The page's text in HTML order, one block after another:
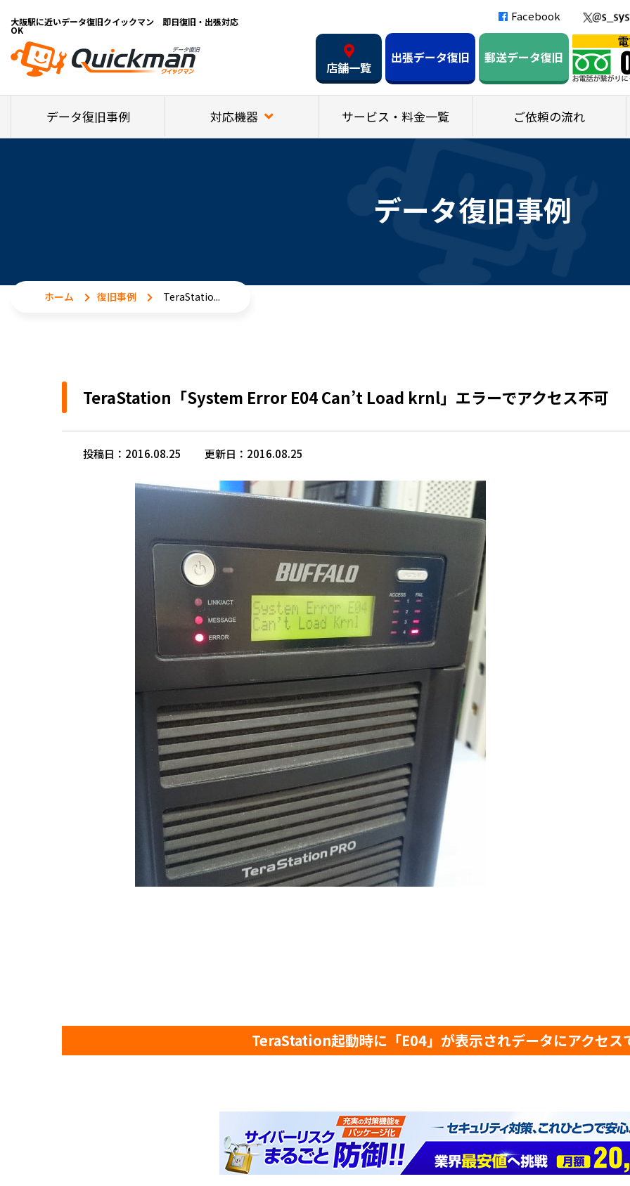
大阪駅に近いデータ復旧クイックマン 即日復旧・出張対応
OK
Facebook
店舗一覧
出張データ復旧 郵送データ復旧
データ復旧事例 対応機器 サービス・料金一覧 ご依頼の流れ
データ復旧事例
ホーム 復旧事例 TeraStatio...
TeraStation「System Error E04 Can’t Load krnl」エラーでアクセス不可
投稿日：2016.08.25 更新日：2016.08.25
TeraStation起動時に「E04」が表示されデータにアクセス